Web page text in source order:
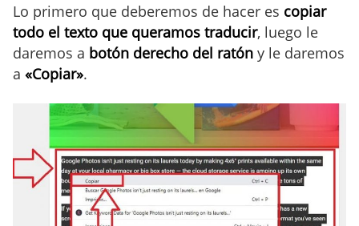
Lo primero que deberemos de hacer es copiar
todo el texto que queramos traducir, luego le
daremos a botón derecho del ratón y le daremos
a «Copiar».